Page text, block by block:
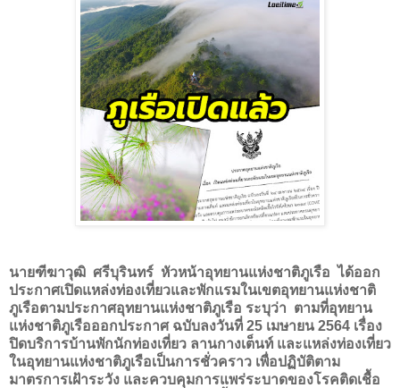
นายฑีฆาวุฒิ ศรีบุรินทร์ หัวหน้าอุทยานแห่งชาติภูเรือ ได้ออก
ประกาศเปิดแหล่งท่องเที่ยวและพักแรมในเขตอุทยานแห่งชาติ
ภูเรือตามประกาศอุทยานแห่งชาติภูเรือ ระบุว่า ตามที่อุทยาน
แห่งชาติภูเรือออกประกาศ ฉบับลงวันที่ 25 เมษายน 2564 เรื่อง
ปิดบริการบ้านพักนักท่องเที่ยว ลานกางเต็นท์ และแหล่งท่องเที่ยว
ในอุทยานแห่งชาติภูเรือเป็นการชั่วคราว เพื่อปฏิบัติตาม
มาตรการเฝ้าระวัง และควบคุมการแพร่ระบาดของโรคติดเชื้อ